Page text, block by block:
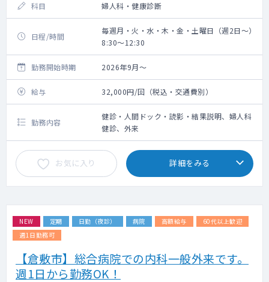
科目 婦人科・健康診断
日程/時間
毎週月・火・水・木・金・土曜日（週2日～）
8:30～12:30
勤務開始時期 2026年9月～
給与 32,000円/回（税込・交通費別）
勤務内容
健診・人間ドック・読影・結果説明、婦人科
健診、外来
お気に入り 詳細をみる
NEW 定期 日勤（夜診） 病院 高額給与
60代以上歓迎
週1日勤務可
【倉敷市】総合病院での内科一般外来です。
週1日から勤務OK！